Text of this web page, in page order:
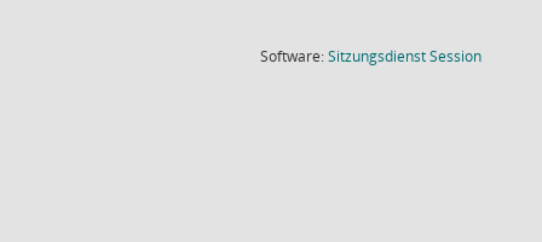
Software:SitzungsdienstSession(Wird in